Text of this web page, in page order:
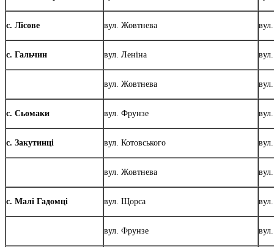
с. Лісове вул. Жовтнева
с. Гальчин вул. Леніна
вул. Жовтнева
с. Сьомаки вул. Фрунзе
с. Закутинці вул. Котовського
вул. Жовтнева
с. Малі Гадомці вул. Щорса
вул. Фрунзе